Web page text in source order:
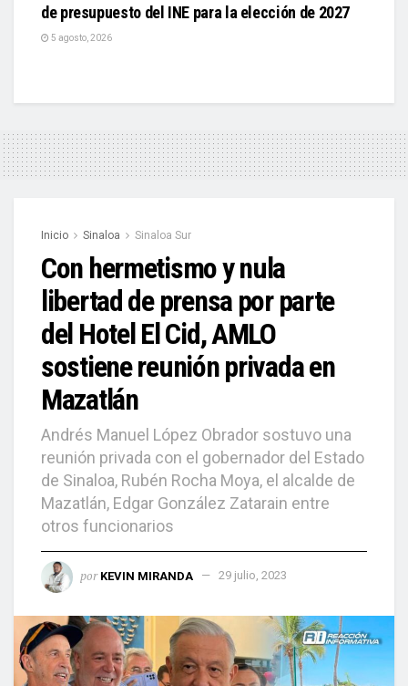
de presupuesto del INE para la elección de 2027
5 agosto, 2026
Inicio Sinaloa Sinaloa Sur
Con hermetismo y nula
libertad de prensa por parte
del Hotel El Cid, AMLO
sostiene reunión privada en
Mazatlán
Andrés Manuel López Obrador sostuvo una
reunión privada con el gobernador del Estado
de Sinaloa, Rubén Rocha Moya, el alcalde de
Mazatlán, Edgar González Zatarain entre
otros funcionarios
por KEVIN MIRANDA 29 julio, 2023